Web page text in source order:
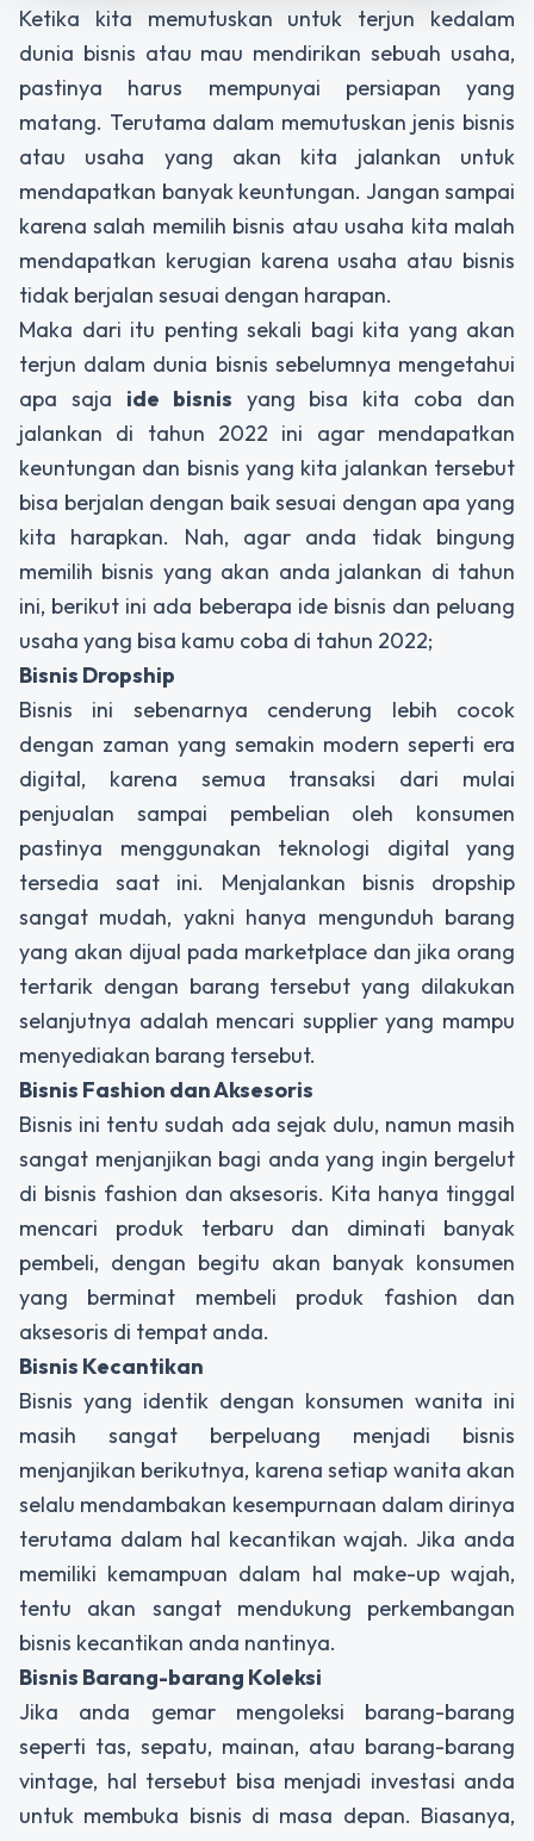
Ketika kita memutuskan untuk terjun kedalam
dunia bisnis atau mau mendirikan sebuah usaha,
pastinya harus mempunyai persiapan yang
matang. Terutama dalam memutuskan jenis bisnis
atau usaha yang akan kita jalankan untuk
mendapatkan banyak keuntungan. Jangan sampai
karena salah memilih bisnis atau usaha kita malah
mendapatkan kerugian karena usaha atau bisnis
tidak berjalan sesuai dengan harapan.
Maka dari itu penting sekali bagi kita yang akan
terjun dalam dunia bisnis sebelumnya mengetahui
apa saja ide bisnis yang bisa kita coba dan
jalankan di tahun 2022 ini agar mendapatkan
keuntungan dan bisnis yang kita jalankan tersebut
bisa berjalan dengan baik sesuai dengan apa yang
kita harapkan. Nah, agar anda tidak bingung
memilih bisnis yang akan anda jalankan di tahun
ini, berikut ini ada beberapa ide bisnis dan peluang
usaha yang bisa kamu coba di tahun 2022;
Bisnis Dropship
Bisnis ini sebenarnya cenderung lebih cocok
dengan zaman yang semakin modern seperti era
digital, karena semua transaksi dari mulai
penjualan sampai pembelian oleh konsumen
pastinya menggunakan teknologi digital yang
tersedia saat ini. Menjalankan bisnis dropship
sangat mudah, yakni hanya mengunduh barang
yang akan dijual pada marketplace dan jika orang
tertarik dengan barang tersebut yang dilakukan
selanjutnya adalah mencari supplier yang mampu
menyediakan barang tersebut.
Bisnis Fashion dan Aksesoris
Bisnis ini tentu sudah ada sejak dulu, namun masih
sangat menjanjikan bagi anda yang ingin bergelut
di bisnis fashion dan aksesoris. Kita hanya tinggal
mencari produk terbaru dan diminati banyak
pembeli, dengan begitu akan banyak konsumen
yang berminat membeli produk fashion dan
aksesoris di tempat anda.
Bisnis Kecantikan
Bisnis yang identik dengan konsumen wanita ini
masih sangat berpeluang menjadi bisnis
menjanjikan berikutnya, karena setiap wanita akan
selalu mendambakan kesempurnaan dalam dirinya
terutama dalam hal kecantikan wajah. Jika anda
memiliki kemampuan dalam hal make-up wajah,
tentu akan sangat mendukung perkembangan
bisnis kecantikan anda nantinya.
Bisnis Barang-barang Koleksi
Jika anda gemar mengoleksi barang-barang
seperti tas, sepatu, mainan, atau barang-barang
vintage, hal tersebut bisa menjadi investasi anda
untuk membuka bisnis di masa depan. Biasanya,